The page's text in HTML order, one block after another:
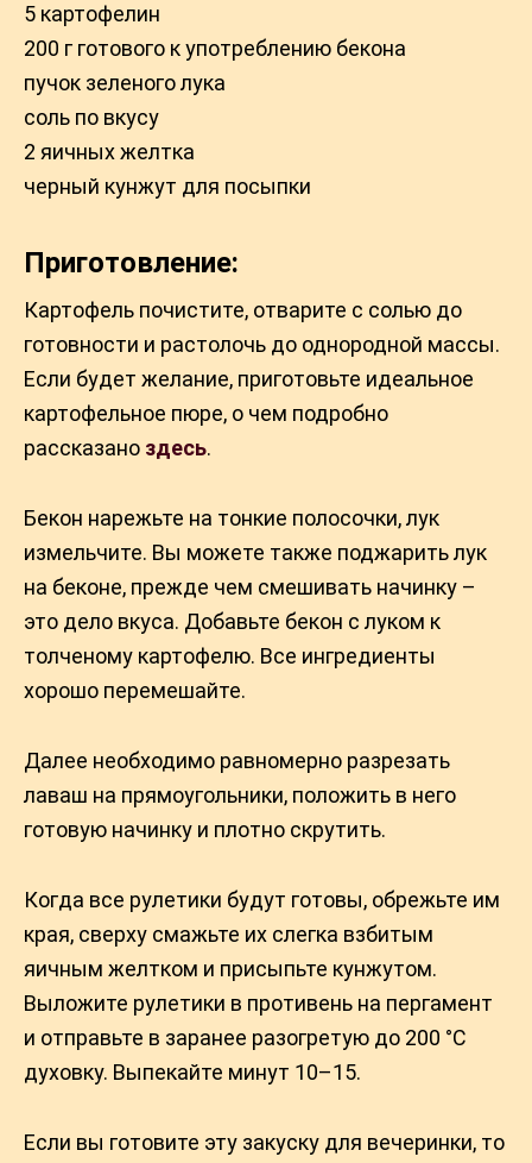
5 картофелин
200 г готового к употреблению бекона
пучок зеленого лука
соль по вкусу
2 яичных желтка
черный кунжут для посыпки
Приготовление:
Картофель почистите, отварите с солью до
готовности и растолочь до однородной массы.
Если будет желание, приготовьте идеальное
картофельное пюре, о чем подробно
рассказано здесь.
Бекон нарежьте на тонкие полосочки, лук
измельчите. Вы можете также поджарить лук
на беконе, прежде чем смешивать начинку –
это дело вкуса. Добавьте бекон с луком к
толченому картофелю. Все ингредиенты
хорошо перемешайте.
Далее необходимо равномерно разрезать
лаваш на прямоугольники, положить в него
готовую начинку и плотно скрутить.
Когда все рулетики будут готовы, обрежьте им
края, сверху смажьте их слегка взбитым
яичным желтком и присыпьте кунжутом.
Выложите рулетики в противень на пергамент
и отправьте в заранее разогретую до 200 °C
духовку. Выпекайте минут 10–15.
Если вы готовите эту закуску для вечеринки, то